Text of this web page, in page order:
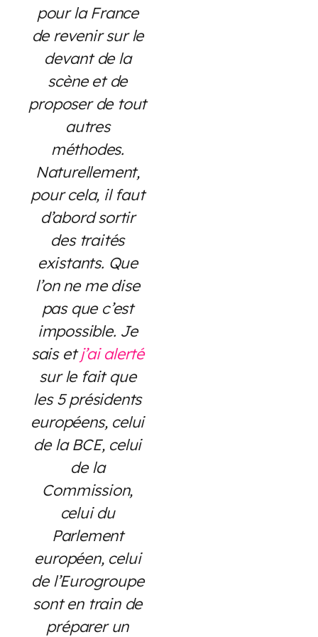
pour la France
de revenir sur le
devant de la
scène et de
proposer de tout
autres
méthodes.
Naturellement,
pour cela, il faut
d’abord sortir
des traités
existants. Que
l’on ne me dise
pas que c’est
impossible. Je
sais etj’ai alerté
sur le fait que
les 5 présidents
européens, celui
de la BCE, celui
de la
Commission,
celui du
Parlement
européen, celui
de l’Eurogroupe
sont en train de
préparer un